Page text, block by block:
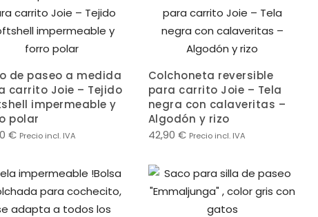
de paseo a medida
carrito Joie – Tejido
impermeable y
polar
€ Precio incl. IVA
Colchoneta reversible
para carrito Joie – Tela
negra con calaveritas –
Algodón y rizo
42,90 € Precio incl. IVA